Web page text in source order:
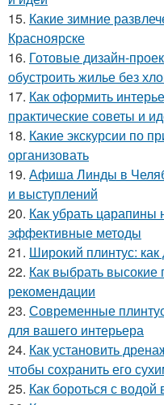
15. Какие зимние
Красноярске
16. Готовые дизайн-
обустроить жилье без
17. Как оформить
практические советы и
18. Какие экскурсии по
организовать
19. Афиша Линды в
и выступлений
20. Как убрать царапины
эффективные методы
21. Широкий плинтус:
22. Как выбрать высокие
рекомендации
23. Современные
для вашего интерьера
24. Как установить
чтобы сохранить его
25. Как бороться с